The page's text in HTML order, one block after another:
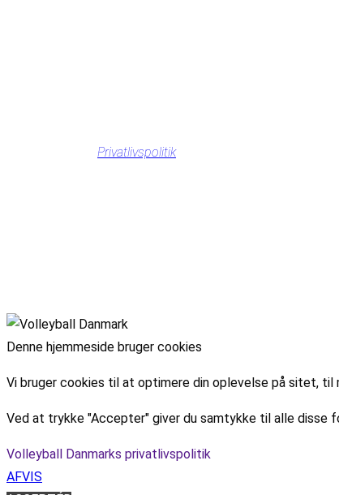
Privatlivspolitik
Denne hjemmeside bruger cookies
Vi bruger cookies til at optimere din oplevelse på sitet, til
Ved at trykke "Accepter" giver du samtykke til alle disse
Volleyball Danmarks privatlivspolitik
AFVIS